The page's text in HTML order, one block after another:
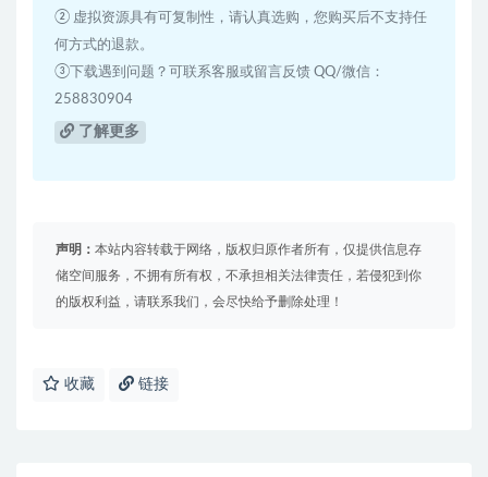
② 虚拟资源具有可复制性，请认真选购，您购买后不支持任
何方式的退款。
③下载遇到问题？可联系客服或留言反馈 QQ/微信：
258830904
了解更多
声明： 本站内容转载于网络，版权归原作者所有，仅提供信息存
储空间服务，不拥有所有权，不承担相关法律责任，若侵犯到你
的版权利益，请联系我们，会尽快给予删除处理！
收藏 链接